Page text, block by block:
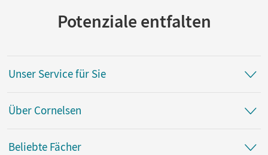
Potenziale entfalten
Unser Service für Sie
Über Cornelsen
Beliebte Fächer